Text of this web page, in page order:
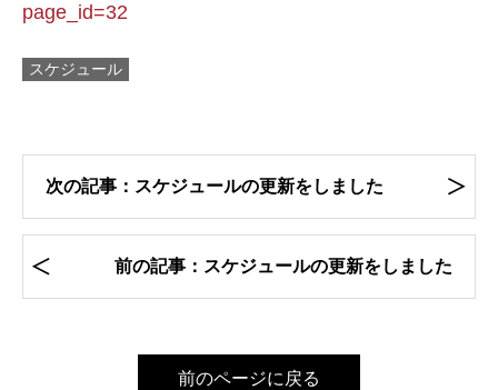
page_id=32
スケジュール
次の記事：スケジュールの更新をしました
前の記事：スケジュールの更新をしました
前のページに戻る